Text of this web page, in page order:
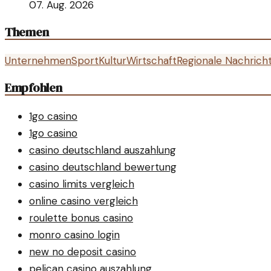
07. Aug. 2026
Themen
UnternehmenSportKulturWirtschaftRegionale
Empfohlen
1go casino
1go casino
casino deutschland auszahlung
casino deutschland bewertung
casino limits vergleich
online casino vergleich
roulette bonus casino
monro casino login
new no deposit casino